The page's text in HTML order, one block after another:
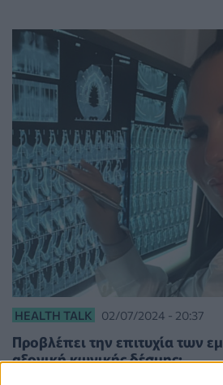
HEALTH TALK 02/07/2024 - 20:37
Προβλέπει την επιτυχία των
αξονική κωνικής δέσμης;